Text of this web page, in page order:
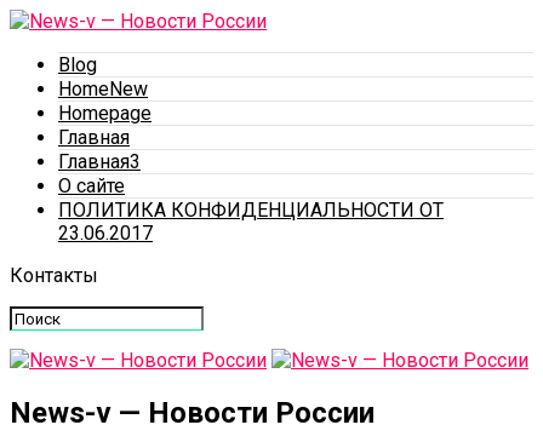
Blog
HomeNew
Homepage
Главная
Главная3
О сайте
ПОЛИТИКА КОНФИДЕНЦИАЛЬНОСТИ ОТ
23.06.2017
Контакты
News-v — Новости России